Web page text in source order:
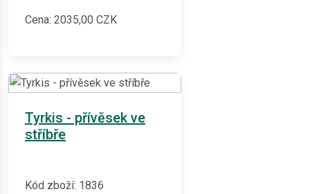
Cena: 2035,00 CZK
Tyrkis - přívěsek ve
stříbře
Kód zboží: 1836